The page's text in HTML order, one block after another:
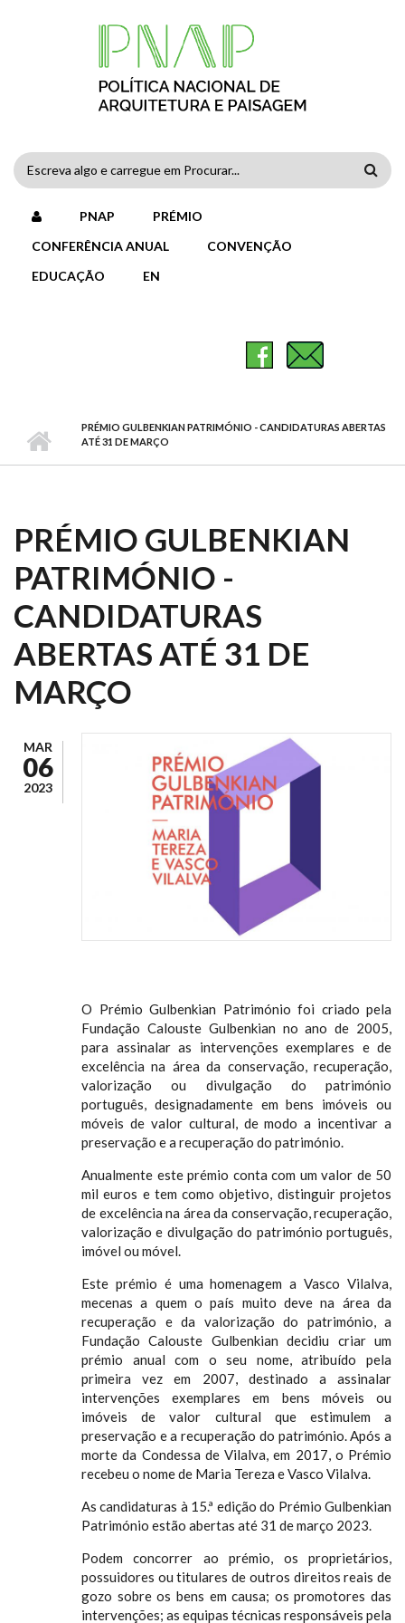
FORMULÁRIO
DE
PESQUISA
PNAP
PRÉMIO
CONFERÊNCIA ANUAL
CONVENÇÃO
EDUCAÇÃO
EN
PRÉMIO GULBENKIAN PATRIMÓNIO - CANDIDATURAS ABERTAS
ATÉ 31 DE MARÇO
PRÉMIO GULBENKIAN
PATRIMÓNIO -
CANDIDATURAS
ABERTAS ATÉ 31 DE
MARÇO
MAR
06
2023
O Prémio Gulbenkian Património foi criado pela
Fundação Calouste Gulbenkian no ano de 2005,
para assinalar as intervenções exemplares e de
excelência na área da conservação, recuperação,
valorização ou divulgação do património
português, designadamente em bens imóveis ou
móveis de valor cultural, de modo a incentivar a
preservação e a recuperação do património.
Anualmente este prémio conta com um valor de 50
mil euros e tem como objetivo, distinguir projetos
de excelência na área da conservação, recuperação,
valorização e divulgação do património português,
imóvel ou móvel.
Este prémio é uma homenagem a Vasco Vilalva,
mecenas a quem o país muito deve na área da
recuperação e da valorização do património, a
Fundação Calouste Gulbenkian decidiu criar um
prémio anual com o seu nome, atribuído pela
primeira vez em 2007, destinado a assinalar
intervenções exemplares em bens móveis ou
imóveis de valor cultural que estimulem a
preservação e a recuperação do património. Após a
morte da Condessa de Vilalva, em 2017, o Prémio
recebeu o nome de Maria Tereza e Vasco Vilalva.
As candidaturas à 15.ª edição do Prémio Gulbenkian
Património estão abertas até 31 de março 2023.
Podem concorrer ao prémio, os proprietários,
possuidores ou titulares de outros direitos reais de
gozo sobre os bens em causa; os promotores das
intervenções; as equipas técnicas responsáveis pela